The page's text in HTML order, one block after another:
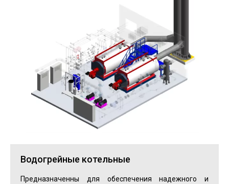
Водогрейные котельные
Предназначенны для обеспечения надежного и